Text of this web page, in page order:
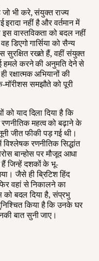
जो भी करे, संयुक्त राज्य
इरादा नहीं है और वर्तमान में
इस वास्तविकता को बदल नहीं
गार्सिया को सैन्य
सुरक्षित रखते हैं, वहीं संयुक्त
हमले करने की अनुमति देने से
रक्षात्मक अभियानों की
समझौते को पूरी
को याद दिला दिया है कि
महत्व को बढ़ाने के
जीत फीकी पड़ गई थी।
रणनीतिक सिद्धांत
बान्होस पर मौजूद आधा
हैं जिन्हें दशकों के भू-
जैसे ही ब्रिटिश हिंद
वहां से निकालने का
बदल दिया है, संप्रभु
किया है कि उनके घर
बात सुनी जाए।